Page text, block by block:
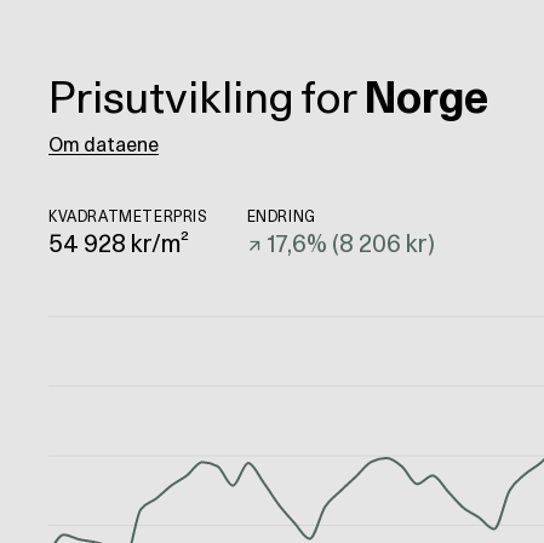
Prisutvikling for Norge
Om dataene
KVADRATMETERPRIS
54 928 kr/m²
ENDRING
↗ 17,6% (8 206 kr)